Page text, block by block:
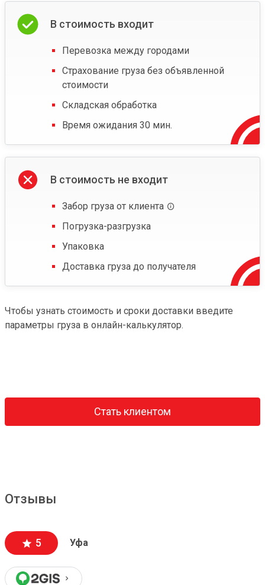
В стоимость входит
Перевозка между городами
Страхование груза без объявленной
стоимости
Складская обработка
Время ожидания 30 мин.
В стоимость не входит
Забор груза от клиента
Погрузка-разгрузка
Упаковка
Доставка груза до получателя
Чтобы узнать стоимость и сроки доставки введите
параметры груза в онлайн-калькулятор.
Стать клиентом
Отзывы
5 Уфа